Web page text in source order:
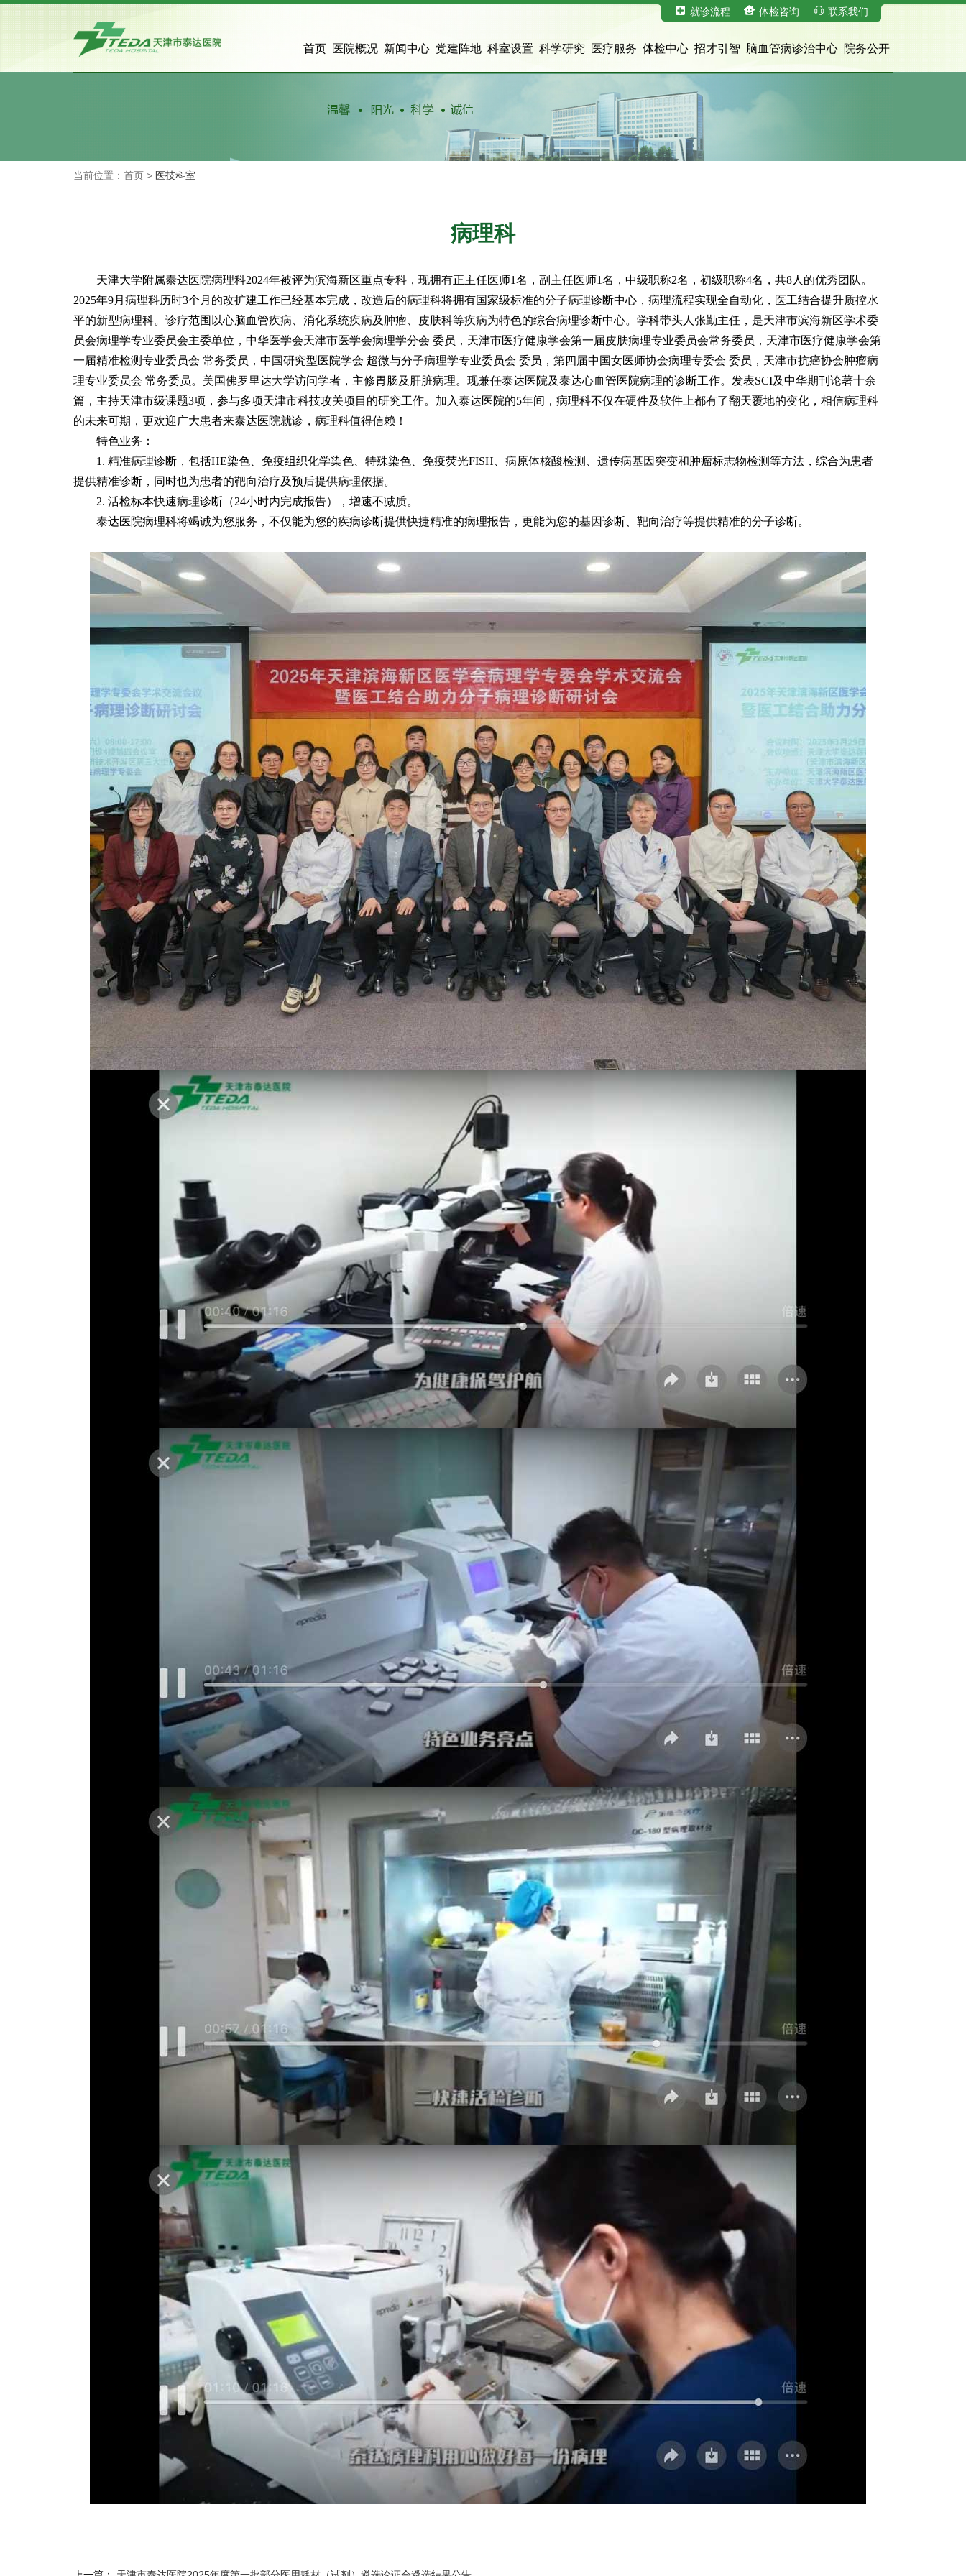
就诊流程 体检咨询 联系我们
首页 医院概况 新闻中心 党建阵地 科室设置 科学研究 医疗服务 体检中心 招才引智 脑血管病诊治中心 院务公开
当前位置：首页 > 医技科室
病理科
天津大学附属泰达医院病理科2024年被评为滨海新区重点专科，现拥有正主任医师1名，副主任医师1名，中级职称2名，初级职称4名，共8人的优秀团队。
2025年9月病理科历时3个月的改扩建工作已经基本完成，改造后的病理科将拥有国家级标准的分子病理诊断中心，病理流程实现全自动化，医工结合提升质控水
平的新型病理科。诊疗范围以心脑血管疾病、消化系统疾病及肿瘤、皮肤科等疾病为特色的综合病理诊断中心。学科带头人张勤主任，是天津市滨海新区学术委
员会病理学专业委员会主委单位，中华医学会天津市医学会病理学分会 委员，天津市医疗健康学会第一届皮肤病理专业委员会常务委员，天津市医疗健康学会第
一届精准检测专业委员会 常务委员，中国研究型医院学会 超微与分子病理学专业委员会 委员，第四届中国女医师协会病理专委会 委员，天津市抗癌协会肿瘤病
理专业委员会 常务委员。美国佛罗里达大学访问学者，主修胃肠及肝脏病理。现兼任泰达医院及泰达心血管医院病理的诊断工作。发表SCI及中华期刊论著十余
篇，主持天津市级课题3项，参与多项天津市科技攻关项目的研究工作。加入泰达医院的5年间，病理科不仅在硬件及软件上都有了翻天覆地的变化，相信病理科
的未来可期，更欢迎广大患者来泰达医院就诊，病理科值得信赖！
特色业务：
1. 精准病理诊断，包括HE染色、免疫组织化学染色、特殊染色、免疫荧光FISH、病原体核酸检测、遗传病基因突变和肿瘤标志物检测等方法，综合为患者
提供精准诊断，同时也为患者的靶向治疗及预后提供病理依据。
2. 活检标本快速病理诊断（24小时内完成报告），增速不减质。
泰达医院病理科将竭诚为您服务，不仅能为您的疾病诊断提供快捷精准的病理报告，更能为您的基因诊断、靶向治疗等提供精准的分子诊断。